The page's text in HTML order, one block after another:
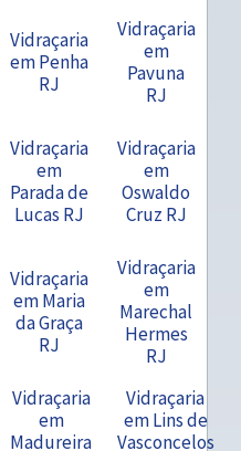
Vidraçaria
em Penha
RJ
Vidraçaria
em
Pavuna
RJ
Vidraçaria
em
Parada de
Lucas RJ
Vidraçaria
em
Oswaldo
Cruz RJ
Vidraçaria
em Maria
da Graça
RJ
Vidraçaria
em
Marechal
Hermes
RJ
Vidraçaria
em
Madureira
Vidraçaria
em Lins de
Vasconcelos